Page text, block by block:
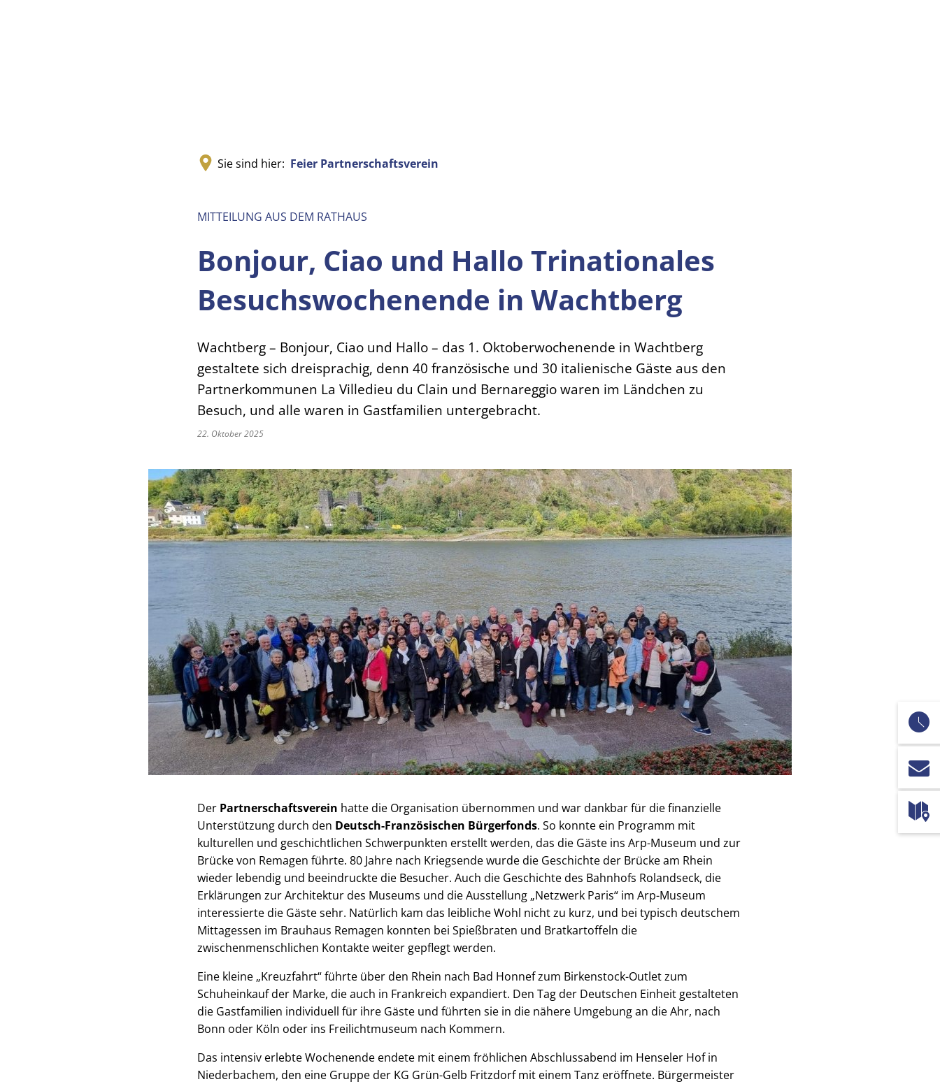
Sie sind hier: Feier Partnerschaftsverein
MITTEILUNG AUS DEM RATHAUS
Bonjour, Ciao und Hallo Trinationales
Besuchswochenende in Wachtberg
Wachtberg – Bonjour, Ciao und Hallo – das 1. Oktoberwochenende in Wachtberg
gestaltete sich dreisprachig, denn 40 französische und 30 italienische Gäste aus den
Partnerkommunen La Villedieu du Clain und Bernareggio waren im Ländchen zu
Besuch, und alle waren in Gastfamilien untergebracht.
22. Oktober 2025
Der Partnerschaftsverein hatte die Organisation übernommen und war dankbar für die finanzielle
Unterstützung durch den Deutsch-Französischen Bürgerfonds. So konnte ein Programm mit
kulturellen und geschichtlichen Schwerpunkten erstellt werden, das die Gäste ins Arp-Museum und zur
Brücke von Remagen führte. 80 Jahre nach Kriegsende wurde die Geschichte der Brücke am Rhein
wieder lebendig und beeindruckte die Besucher. Auch die Geschichte des Bahnhofs Rolandseck, die
Erklärungen zur Architektur des Museums und die Ausstellung „Netzwerk Paris“ im Arp-Museum
interessierte die Gäste sehr. Natürlich kam das leibliche Wohl nicht zu kurz, und bei typisch deutschem
Mittagessen im Brauhaus Remagen konnten bei Spießbraten und Bratkartoffeln die
zwischenmenschlichen Kontakte weiter gepflegt werden.
Eine kleine „Kreuzfahrt“ führte über den Rhein nach Bad Honnef zum Birkenstock-Outlet zum
Schuheinkauf der Marke, die auch in Frankreich expandiert. Den Tag der Deutschen Einheit gestalteten
die Gastfamilien individuell für ihre Gäste und führten sie in die nähere Umgebung an die Ahr, nach
Bonn oder Köln oder ins Freilichtmuseum nach Kommern.
Das intensiv erlebte Wochenende endete mit einem fröhlichen Abschlussabend im Henseler Hof in
Niederbachem, den eine Gruppe der KG Grün-Gelb Fritzdorf mit einem Tanz eröffnete. Bürgermeister